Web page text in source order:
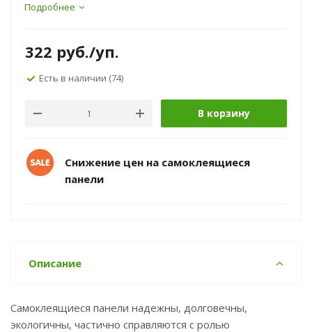
Подробнее
322 руб./уп.
Есть в наличии (74)
В корзину
Снижение цен на самоклеящиеся
панели
Описание
Самоклеящиеся панели надежны, долговечны,
экологичны, частично справляются с ролью